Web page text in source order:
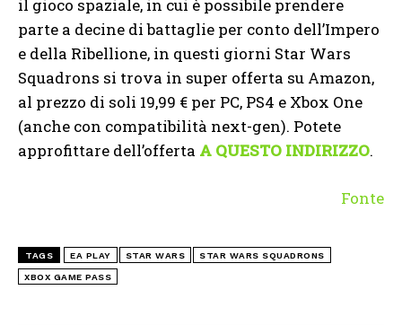
il gioco spaziale, in cui è possibile prendere
parte a decine di battaglie per conto dell’Impero
e della Ribellione, in questi giorni Star Wars
Squadrons si trova in super offerta su Amazon,
al prezzo di soli 19,99 € per PC, PS4 e Xbox One
(anche con compatibilità next-gen). Potete
approfittare dell’offerta A QUESTO INDIRIZZO.
Fonte
TAGS EA PLAY STAR WARS STAR WARS SQUADRONS
XBOX GAME PASS